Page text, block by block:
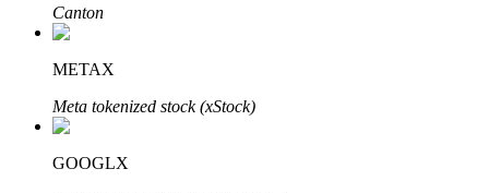
Otomatik Yatırım
Uzun vadeli kâr ve esnek çıkarlar elde edin
Canton
METAX
Meta tokenized stock (xStock)
GOOGLX